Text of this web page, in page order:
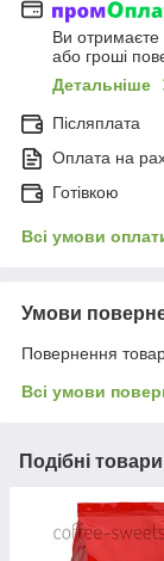
Ви
або гроші
Детальніше
Післяплата
Оплата на
Готівкою
Всі умови
Умови
Повернення
Всі умови
Подібні